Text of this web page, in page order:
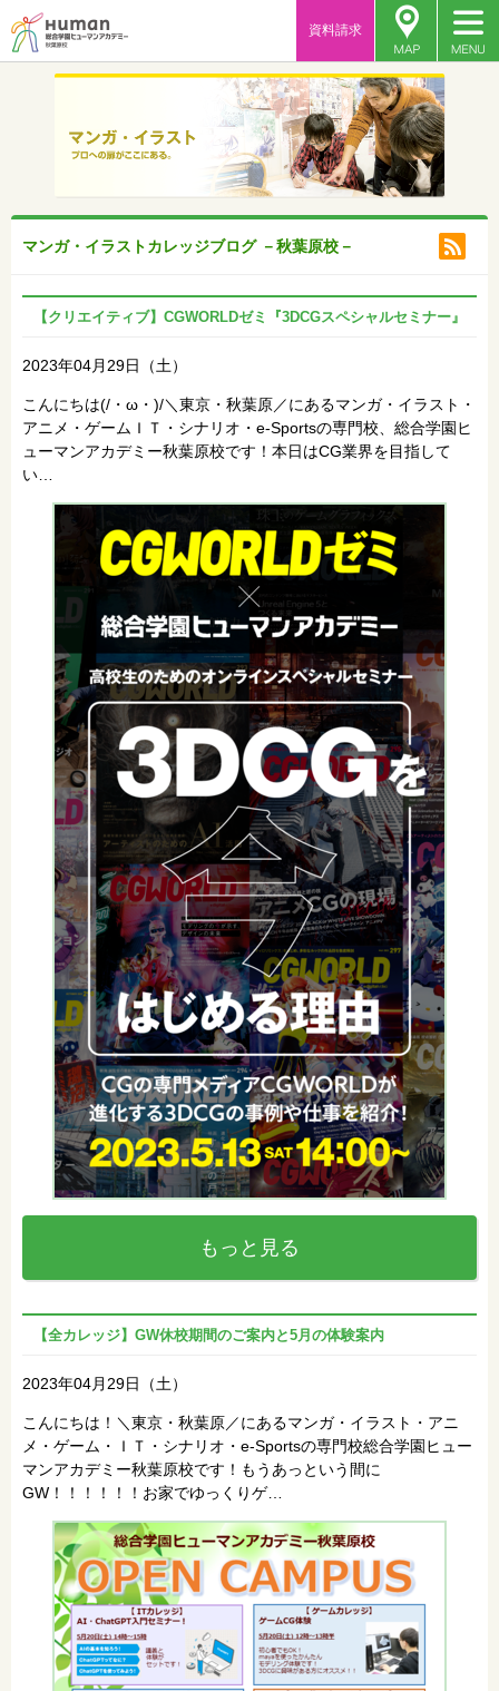
資料請求
マンガ・イラストカレッジブログ －秋葉原校－
【クリエイティブ】CGWORLDゼミ『3DCGスペシャルセミナー』
2023年04月29日（土）
こんにちは(/・ω・)/＼東京・秋葉原／にあるマンガ・イラスト・
アニメ・ゲームＩＴ・シナリオ・e-Sportsの専門校、総合学園ヒ
ューマンアカデミー秋葉原校です！本日はCG業界を目指して
い…
もっと見る
【全カレッジ】GW休校期間のご案内と5月の体験案内
2023年04月29日（土）
こんにちは！＼東京・秋葉原／にあるマンガ・イラスト・アニ
メ・ゲーム・ＩＴ・シナリオ・e-Sportsの専門校総合学園ヒュー
マンアカデミー秋葉原校です！もうあっという間に
GW！！！！！！お家でゆっくりゲ…